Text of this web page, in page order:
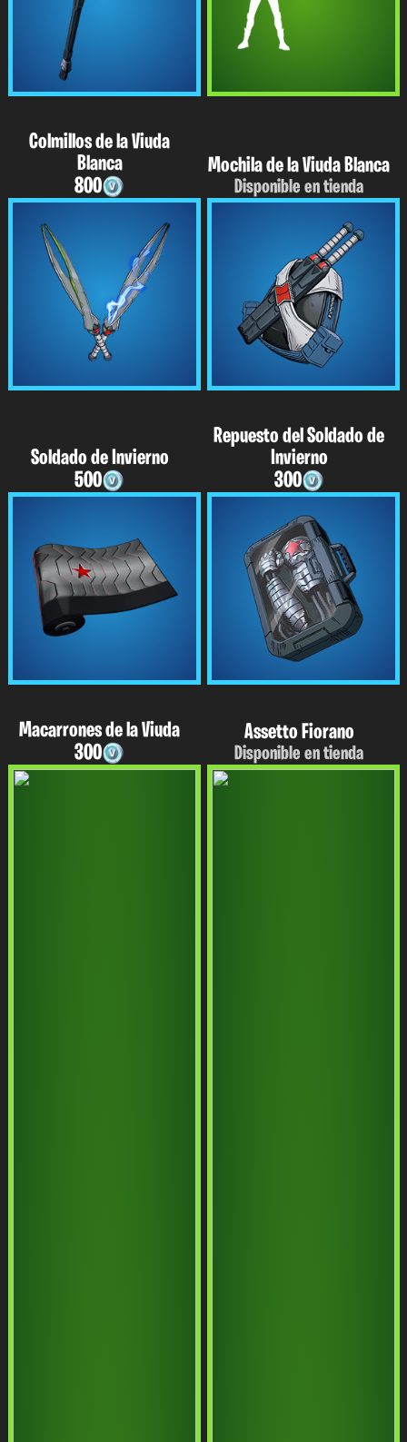
Colmillos de la Viuda
Blanca
800
Mochila de la Viuda Blanca
Disponible en tienda
Soldado de Invierno
500
Repuesto del Soldado de
Invierno
300
Macarrones de la Viuda
300
Assetto Fiorano
Disponible en tienda